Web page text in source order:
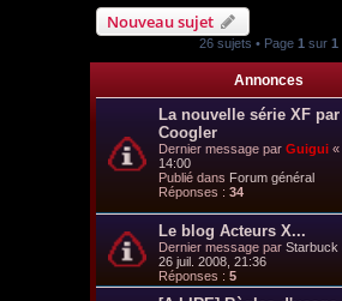
Nouveau sujet
26 sujets • Page 1 sur 1
Annonces
La nouvelle série XF par
Coogler
Dernier message par Guigui «
14:00
Publié dans Forum général
Réponses : 34
Le blog Acteurs X...
Dernier message par Starbuck
26 juil. 2008, 21:36
Réponses : 5